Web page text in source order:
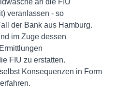
an die FIU
veranlassen - so
der Bank aus Hamburg.
im Zuge dessen
FIU zu erstatten.
Konsequenzen in Form